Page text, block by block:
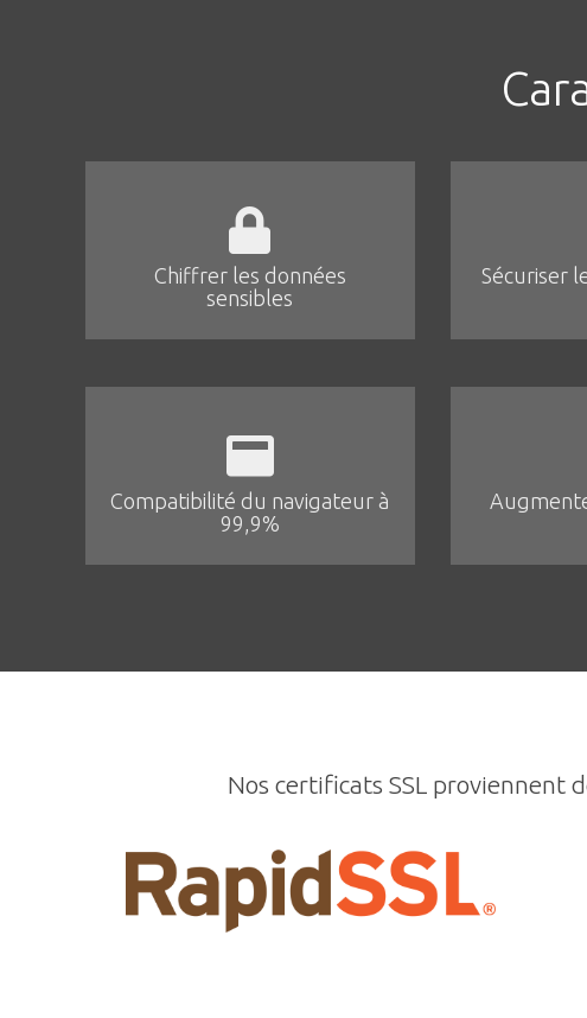
Chiffrer les données
sensibles
Sécuriser
Compatibilité du navigateur à
99,9%
Nos certificats SSL proviennent